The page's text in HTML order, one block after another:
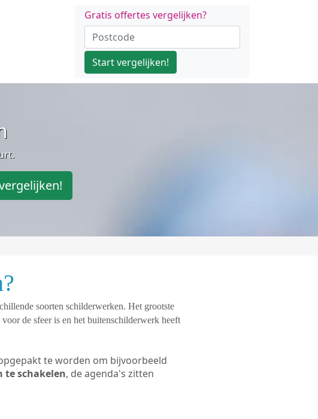
Gratis offertes vergelijken?
Start vergelijken!
soorten schilderwerken. Het grootste
de sfeer is en het buitenschilderwerk heeft
te worden om bijvoorbeeld
te schakelen, de agenda's zitten